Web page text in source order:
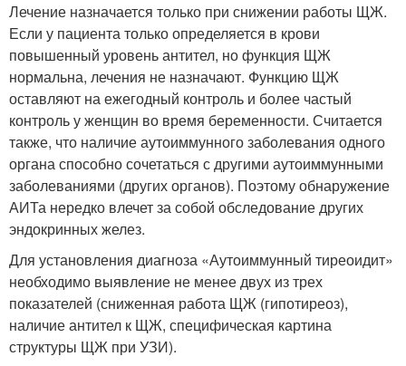
Лечение назначается только при снижении работы ЩЖ.
Если у пациента только определяется в крови
повышенный уровень антител, но функция ЩЖ
нормальна, лечения не назначают. Функцию ЩЖ
оставляют на ежегодный контроль и более частый
контроль у женщин во время беременности. Считается
также, что наличие аутоиммунного заболевания одного
органа способно сочетаться с другими аутоиммунными
заболеваниями (других органов). Поэтому обнаружение
АИТа нередко влечет за собой обследование других
эндокринных желез.
Для установления диагноза «Аутоиммунный тиреоидит»
необходимо выявление не менее двух из трех
показателей (сниженная работа ЩЖ (гипотиреоз),
наличие антител к ЩЖ, специфическая картина
структуры ЩЖ при УЗИ).